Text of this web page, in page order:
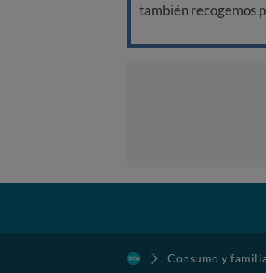
también recogemos
Consumo y